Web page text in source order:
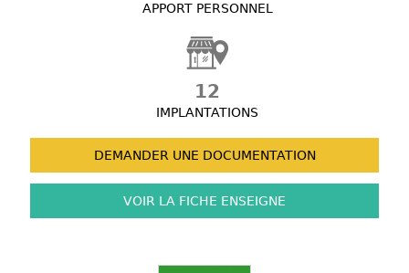
APPORT PERSONNEL
12
IMPLANTATIONS
DEMANDER UNE DOCUMENTATION
VOIR LA FICHE ENSEIGNE